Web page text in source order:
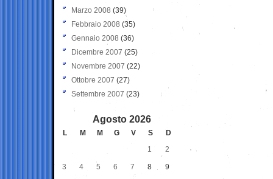
Marzo 2008 (39)
Febbraio 2008 (35)
Gennaio 2008 (36)
Dicembre 2007 (25)
Novembre 2007 (22)
Ottobre 2007 (27)
Settembre 2007 (23)
Agosto 2026
L M M G V S
D
1
2
3 4 5 6 7 8 9